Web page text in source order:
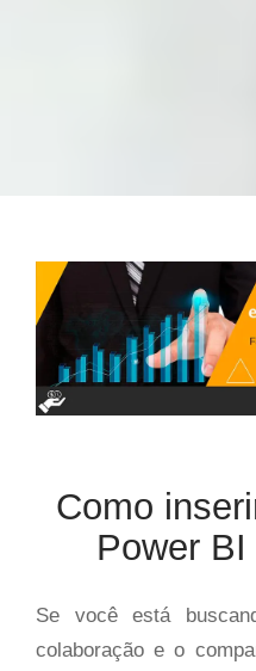
Como
Power
Se você está
colaboração e o